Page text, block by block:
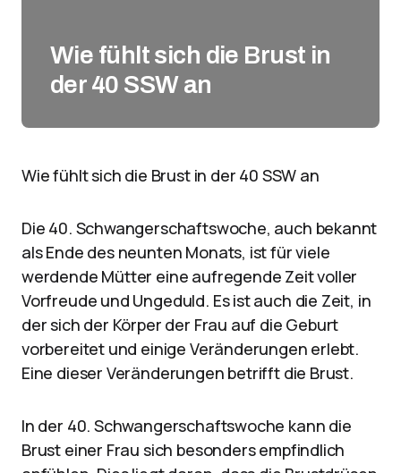
Wie fühlt sich die Brust in
der 40 SSW an
Wie fühlt sich die Brust in der 40 SSW an
Die 40. Schwangerschaftswoche, auch bekannt
als Ende des neunten Monats, ist für viele
werdende Mütter eine aufregende Zeit voller
Vorfreude und Ungeduld. Es ist auch die Zeit, in
der sich der Körper der Frau auf die Geburt
vorbereitet und einige Veränderungen erlebt.
Eine dieser Veränderungen betrifft die Brust.
In der 40. Schwangerschaftswoche kann die
Brust einer Frau sich besonders empfindlich